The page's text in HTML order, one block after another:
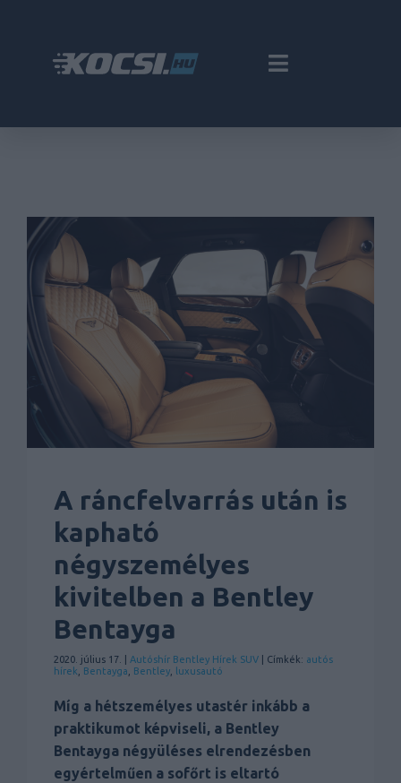
A ráncfelvarrás után is
kapható
négyszemélyes
kivitelben a Bentley
Bentayga
2020. július 17. | Autóshír Bentley Hírek SUV | Címkék: autós
hírek, Bentayga, Bentley, luxusautó
Míg a hétszemélyes utastér inkább a
praktikumot képviseli, a Bentley
Bentayga négyüléses elrendezésben
egyértelműen a sofőrt is eltartó